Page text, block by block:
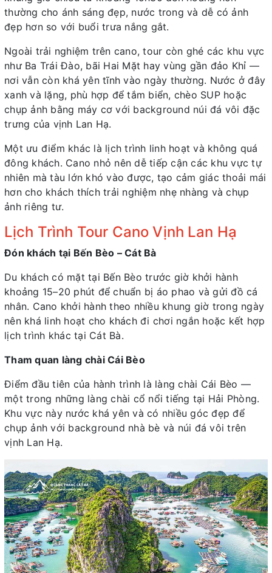
thường cho ánh sáng đẹp, nước trong và dễ có ảnh
đẹp hơn so với buổi trưa nắng gắt.
Ngoài trải nghiệm trên cano, tour còn ghé các khu vực
như Ba Trái Đào, bãi Hai Mặt hay vùng gần đảo Khỉ —
nơi vẫn còn khá yên tĩnh vào ngày thường. Nước ở đây
xanh và lặng, phù hợp để tắm biển, chèo SUP hoặc
chụp ảnh bằng máy cơ với background núi đá vôi đặc
trưng của vịnh Lan Hạ.
Một ưu điểm khác là lịch trình linh hoạt và không quá
đông khách. Cano nhỏ nên dễ tiếp cận các khu vực tự
nhiên mà tàu lớn khó vào được, tạo cảm giác thoải mái
hơn cho khách thích trải nghiệm nhẹ nhàng và chụp
ảnh riêng tư.
Lịch Trình Tour Cano Vịnh Lan Hạ
Đón khách tại Bến Bèo – Cát Bà
Du khách có mặt tại Bến Bèo trước giờ khởi hành
khoảng 15–20 phút để chuẩn bị áo phao và gửi đồ cá
nhân. Cano khởi hành theo nhiều khung giờ trong ngày
nên khá linh hoạt cho khách đi chơi ngắn hoặc kết hợp
lịch trình khác tại Cát Bà.
Tham quan làng chài Cái Bèo
Điểm đầu tiên của hành trình là làng chài Cái Bèo —
một trong những làng chài cổ nổi tiếng tại Hải Phòng.
Khu vực này nước khá yên và có nhiều góc đẹp để
chụp ảnh với background nhà bè và núi đá vôi trên
vịnh Lan Hạ.